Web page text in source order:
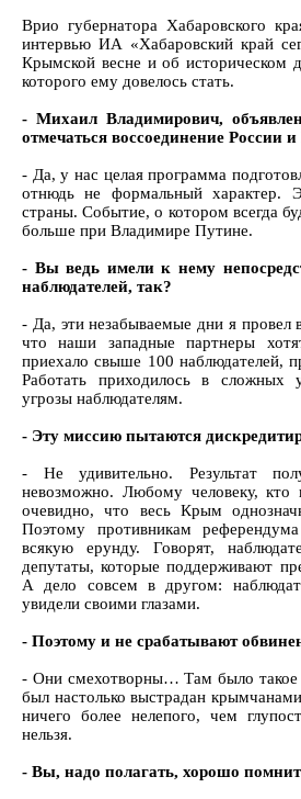
Врио губернатора Хабаровского
интервью ИА «Хабаровский край
Крымской весне и об историческом
которого ему довелось стать.
- Михаил Владимирович,
отмечаться воссоединение России
- Да, у нас целая программа
отнюдь не формальный характер.
страны. Событие, о котором всегда
больше при Владимире Путине.
- Вы ведь имели к нему
наблюдателей, так?
- Да, эти незабываемые дни я
что наши западные партнеры
приехало свыше 100 наблюдателей,
Работать приходилось в сложных
угрозы наблюдателям.
- Эту миссию пытаются
- Не удивительно. Результат
невозможно. Любому человеку,
очевидно, что весь Крым
Поэтому противникам
всякую ерунду. Говорят,
депутаты, которые поддерживают
А дело совсем в другом:
увидели своими глазами.
- Поэтому и не срабатывают
- Они смехотворны… Там было
был настолько выстрадан
ничего более нелепого, чем
нельзя.
- Вы, надо полагать, хорошо